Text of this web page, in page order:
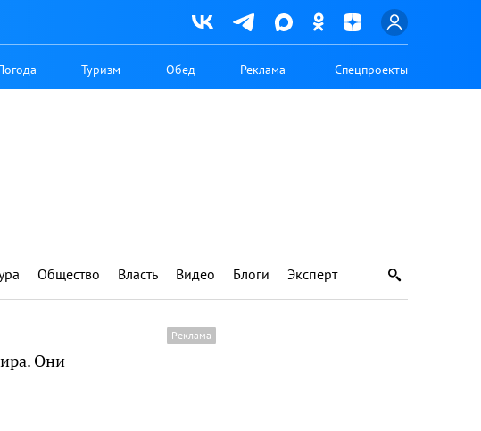
Туризм Обед Реклама Спецпроекты
Общество Власть Видео Блоги Эксперт
Они